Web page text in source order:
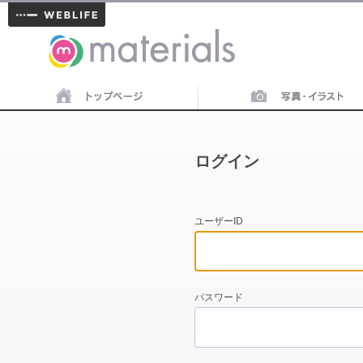
materials
ログイン
ユーザーID
パスワード